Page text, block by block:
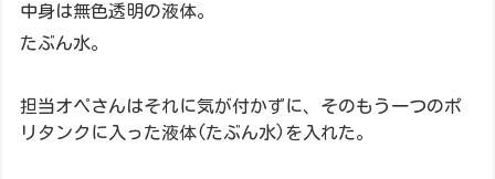
中身は無色透明の液体。
たぶん水。
担当オペさんはそれに気が付かずに、そのもう一つのポ
リタンクに入った液体(たぶん水)を入れた。